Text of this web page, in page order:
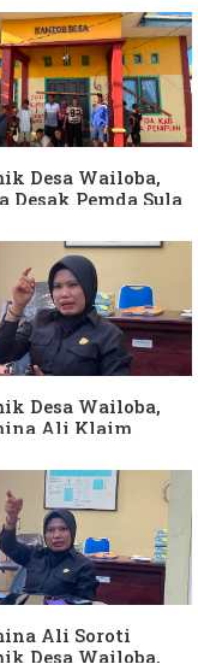
Desa Wailoba,
Desak Pemda Sula
Dugaan
Dana Desa
Desa Wailoba,
Ali Klaim
Ketua PKB
Ali Soroti
Desa Wailoba,